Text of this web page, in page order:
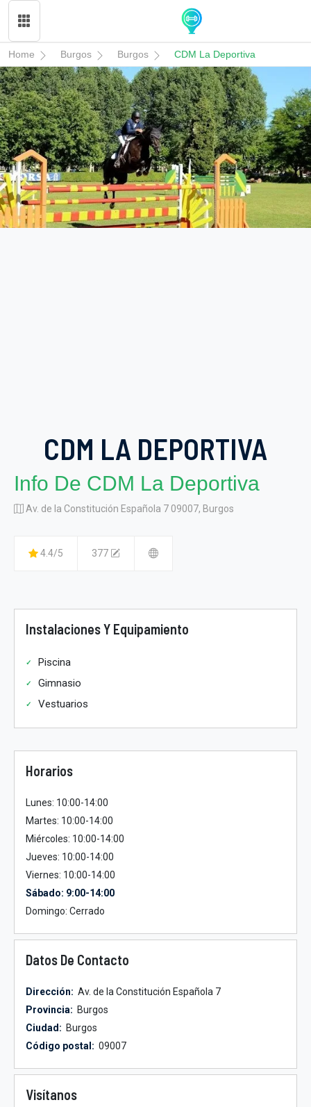
Home Burgos Burgos CDM La Deportiva
CDM LA DEPORTIVA
Info De CDM La Deportiva
Av. de la Constitución Española 7 09007, Burgos
4.4/5 377
Instalaciones Y Equipamiento
Piscina
Gimnasio
Vestuarios
Horarios
Lunes: 10:00-14:00
Martes: 10:00-14:00
Miércoles: 10:00-14:00
Jueves: 10:00-14:00
Viernes: 10:00-14:00
Sábado: 9:00-14:00
Domingo: Cerrado
Datos De Contacto
Dirección: Av. de la Constitución Española 7
Provincia: Burgos
Ciudad: Burgos
Código postal: 09007
Visítanos